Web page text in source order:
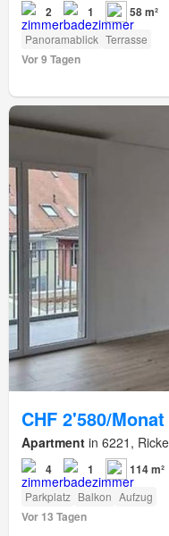
2 1 58 m²
Panoramablick Terrasse
Vor 9 Tagen
CHF 2'580/Monat
Apartment in 6221,
4 1 114 m²
Parkplatz Balkon Aufzug
Vor 13 Tagen